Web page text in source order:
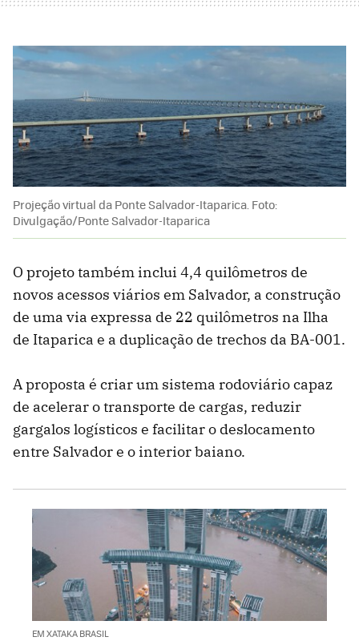
Projeção virtual da Ponte Salvador-Itaparica. Foto:
Divulgação/Ponte Salvador-Itaparica
O projeto também inclui 4,4 quilômetros de
novos acessos viários em Salvador, a construção
de uma via expressa de 22 quilômetros na Ilha
de Itaparica e a duplicação de trechos da BA-001.
A proposta é criar um sistema rodoviário capaz
de acelerar o transporte de cargas, reduzir
gargalos logísticos e facilitar o deslocamento
entre Salvador e o interior baiano.
EM XATAKA BRASIL